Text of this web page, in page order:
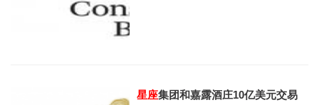
星座集团和嘉露酒庄10亿美元交易